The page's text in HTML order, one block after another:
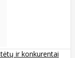
ir konkurentai